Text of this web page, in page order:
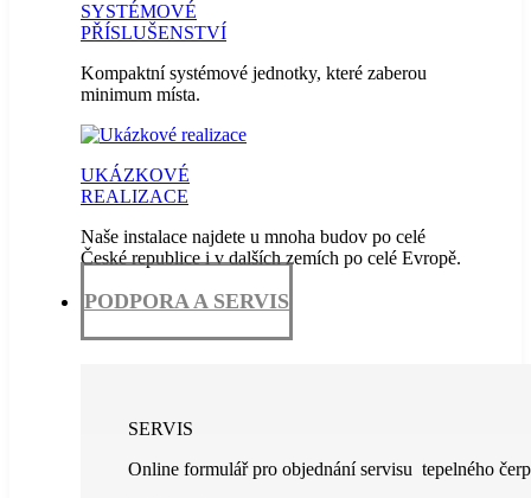
SYSTÉMOVÉ
PŘÍSLUŠENSTVÍ
Kompaktní systémové jednotky, které zaberou
minimum místa.
UKÁZKOVÉ
REALIZACE
Naše instalace najdete u mnoha budov po celé
České republice i v dalších zemích po celé Evropě.
PODPORA A SERVIS
SERVIS
Online formulář pro objednání servisu tepelného